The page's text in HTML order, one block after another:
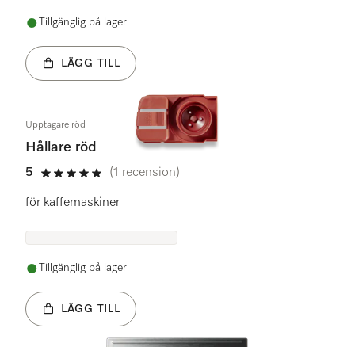
Tillgänglig på lager
LÄGG TILL
Upptagare röd
Hållare röd
5
5 stars out of 5
(1 recension)
för kaffemaskiner
Tillgänglig på lager
LÄGG TILL